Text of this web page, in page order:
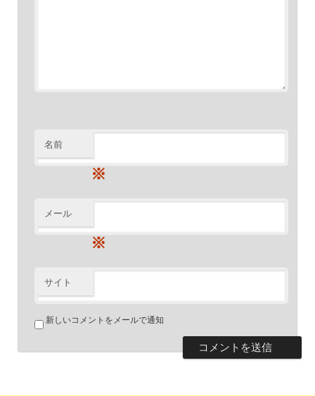
名前
※
メール
※
サイト
新しいコメントをメールで通知